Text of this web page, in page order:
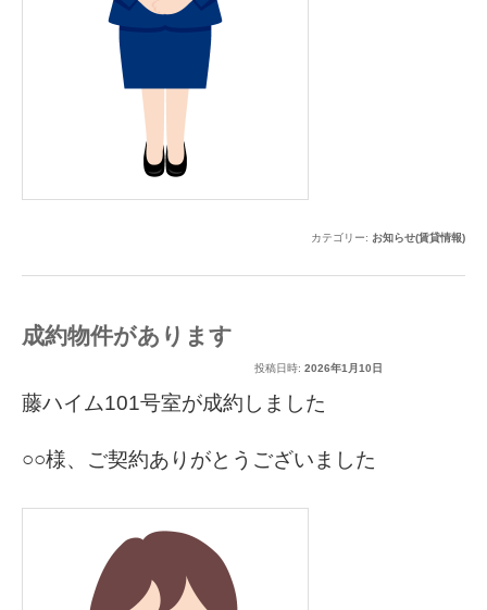
カテゴリー: お知らせ(賃貸情報)
成約物件があります
投稿日時: 2026年1月10日
藤ハイム101号室が成約しました
○○様、ご契約ありがとうございました